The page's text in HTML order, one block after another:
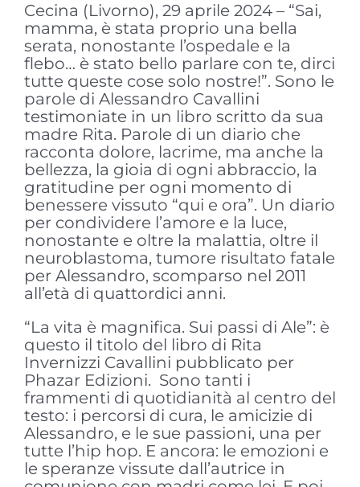
Cecina (Livorno), 29 aprile 2024 – “Sai,
mamma, è stata proprio una bella
serata, nonostante l’ospedale e la
flebo… è stato bello parlare con te, dirci
tutte queste cose solo nostre!”. Sono le
parole di Alessandro Cavallini
testimoniate in un libro scritto da sua
madre Rita. Parole di un diario che
racconta dolore, lacrime, ma anche la
bellezza, la gioia di ogni abbraccio, la
gratitudine per ogni momento di
benessere vissuto “qui e ora”. Un diario
per condividere l’amore e la luce,
nonostante e oltre la malattia, oltre il
neuroblastoma, tumore risultato fatale
per Alessandro, scomparso nel 2011
all’età di quattordici anni.
“La vita è magnifica. Sui passi di Ale”: è
questo il titolo del libro di Rita
Invernizzi Cavallini pubblicato per
Phazar Edizioni. Sono tanti i
frammenti di quotidianità al centro del
testo: i percorsi di cura, le amicizie di
Alessandro, e le sue passioni, una per
tutte l’hip hop. E ancora: le emozioni e
le speranze vissute dall’autrice in